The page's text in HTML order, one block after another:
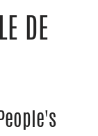
DE